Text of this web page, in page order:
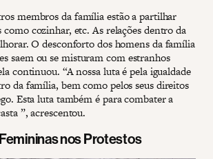
membros da família estão a partilhar
como cozinhar, etc. As relações dentro da
O desconforto dos homens da família
saem ou se misturam com estranhos
continuou. “A nossa luta é pela igualdade
da família, bem como pelos seus direitos
Esta luta também é para combater a
”, acrescentou.
nos Protestos